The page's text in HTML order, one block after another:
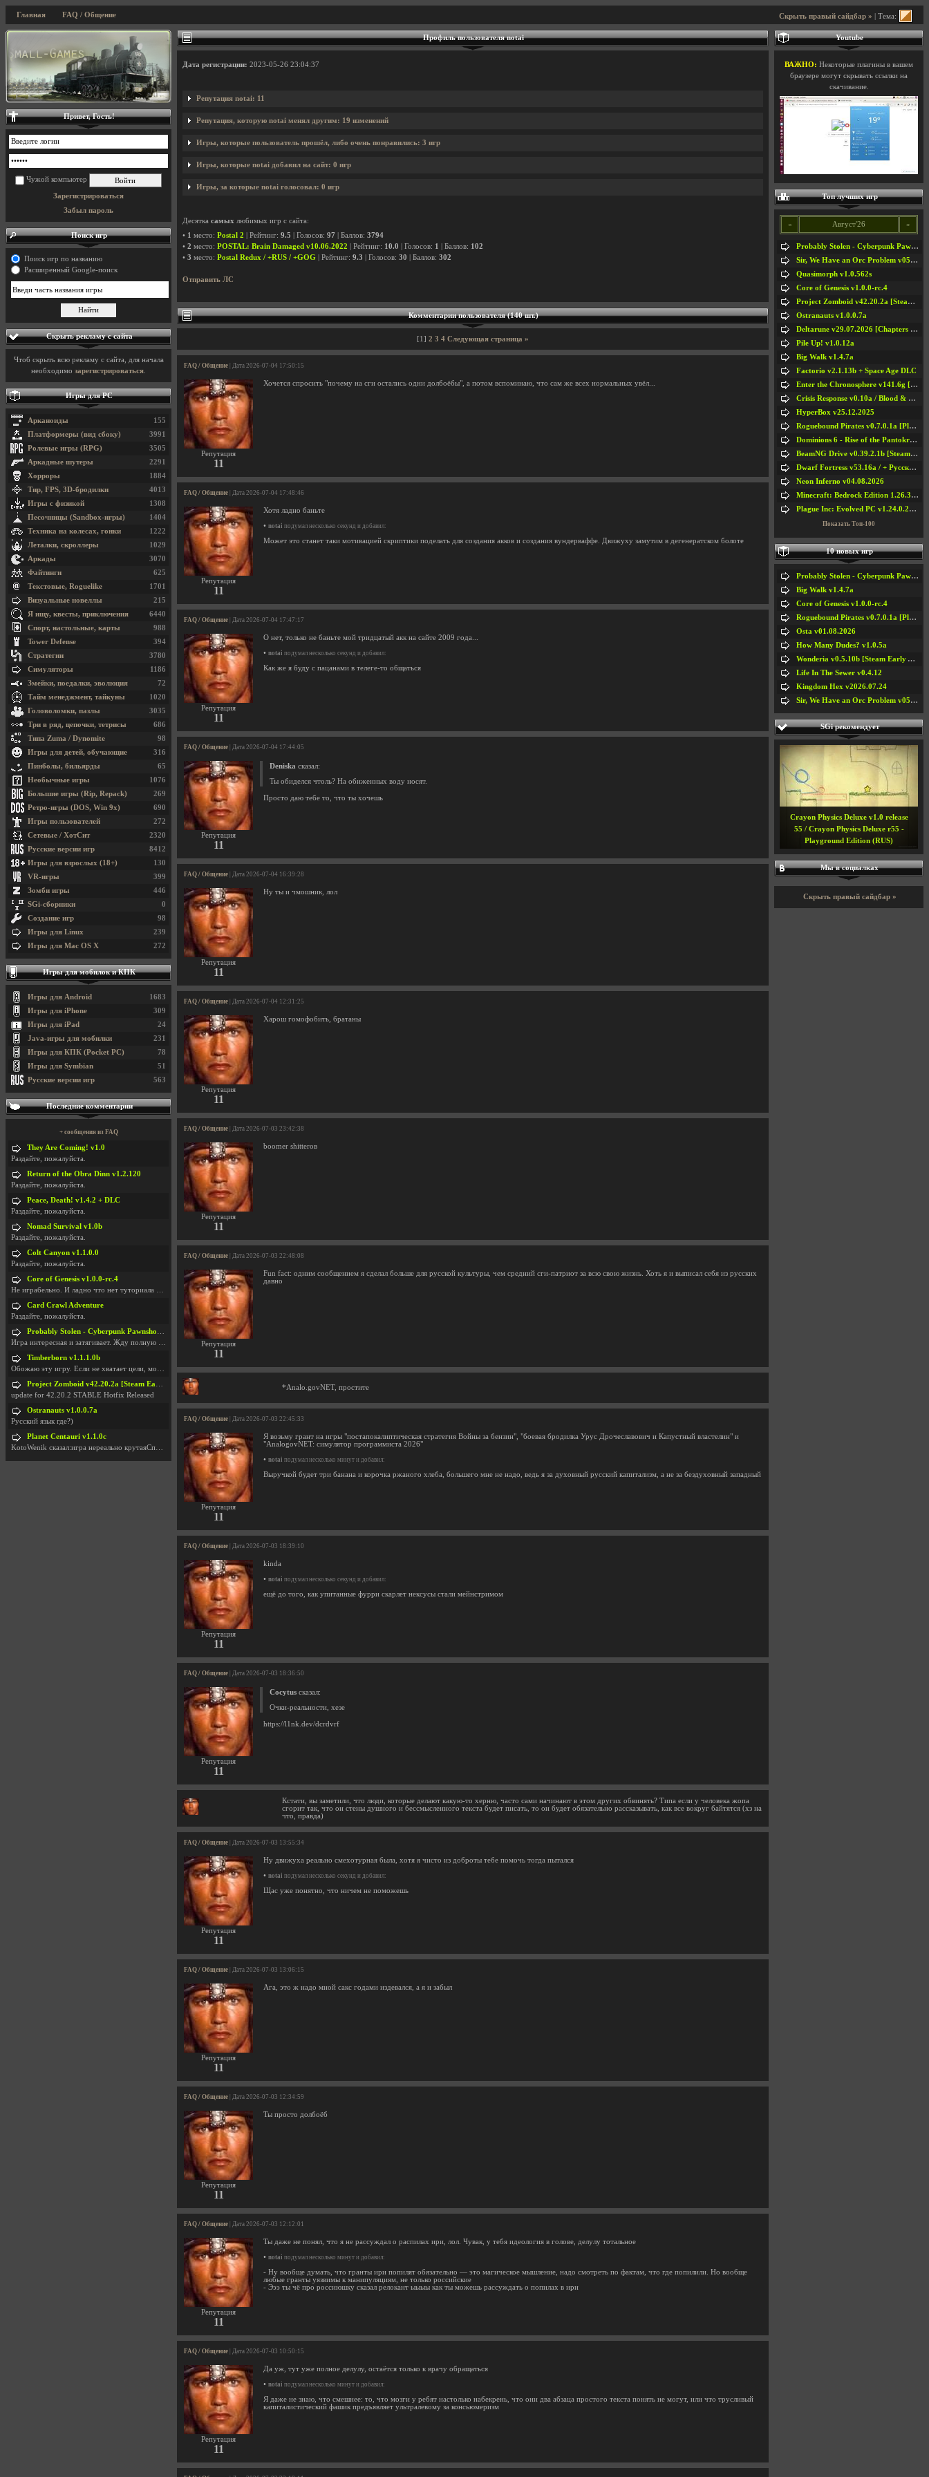
Скрыть правый сайдбар » | Тема:
Главная FAQ / Общение
Профиль пользователя notai
Дата регистрации: 2023-05-26 23:04:37
Репутация notai: 11
Репутация, которую notai менял другим: 19 изменений
Игры, которые пользователь прошёл, либо очень понравились: 3 игр
Игры, которые notai добавил на сайт: 0 игр
Игры, за которые notai голосовал: 0 игр
Десятка самых любимых игр с сайта:
• 1 место: Postal 2 | Рейтинг: 9.5 | Голосов: 97 | Баллов: 3794
• 2 место: POSTAL: Brain Damaged v10.06.2022 | Рейтинг: 10.0 | Голосов: 1 | Баллов: 102
• 3 место: Postal Redux / +RUS / +GOG | Рейтинг: 9.3 | Голосов: 30 | Баллов: 302
Отправить ЛС
Комментарии пользователя (140 шт.)
[1] 2 3 4 Следующая страница »
FAQ / Общение | Дата 2026-07-04 17:50:15
Репутация
11
Хочется спросить "почему на сги остались одни долбоёбы", а потом вспоминаю, что сам же всех нормальных увёл...
FAQ / Общение | Дата 2026-07-04 17:48:46
Репутация
11
Хотя ладно баньте
• notai подумал несколько секунд и добавил:
Может это станет таки мотивацией скриптики поделать для создания акков и создания вундерваффе. Движуху замутим в дегенератском болоте
FAQ / Общение | Дата 2026-07-04 17:47:17
Репутация
11
О нет, только не баньте мой тридцатый акк на сайте 2009 года...
• notai подумал несколько секунд и добавил:
Как же я буду с пацанами в телеге-то общаться
FAQ / Общение | Дата 2026-07-04 17:44:05
Репутация
11
Deniska сказал:
Ты обиделся чтоль? На обиженных воду носят.
Просто даю тебе то, что ты хочешь
FAQ / Общение | Дата 2026-07-04 16:39:28
Репутация
11
Ну ты и чмошник, лол
FAQ / Общение | Дата 2026-07-04 12:31:25
Репутация
11
Харош гомофобить, братаны
FAQ / Общение | Дата 2026-07-03 23:42:38
Репутация
11
boomer shitterов
FAQ / Общение | Дата 2026-07-03 22:48:08
Репутация
11
Fun fact: одним сообщением я сделал больше для русской культуры, чем средний сги-патриот за всю свою жизнь. Хоть я и выписал себя из русских
давно
*Analo.govNET, простите
FAQ / Общение | Дата 2026-07-03 22:45:33
Репутация
11
Я возьму грант на игры "постапокалиптическая стратегия Войны за бензин", "боевая бродилка Урус Дрочеславович и Капустный властелин" и
"AnalogovNET: симулятор программиста 2026"
• notai подумал несколько минут и добавил:
Выручкой будет три банана и корочка ржаного хлеба, большего мне не надо, ведь я за духовный русский капитализм, а не за бездуховный западный
FAQ / Общение | Дата 2026-07-03 18:39:10
Репутация
11
kinda
• notai подумал несколько секунд и добавил:
ещё до того, как упитанные фурри скарлет нексусы стали мейнстримом
FAQ / Общение | Дата 2026-07-03 18:36:50
Репутация
11
Cocytus сказал:
Очки-реальности, хезе
https://l1nk.dev/dcrdvrf
Кстати, вы заметили, что люди, которые делают какую-то херню, часто сами начинают в этом других обвинять? Типа если у человека жопа
сгорит так, что он стены душного и бессмысленного текста будет писать, то он будет обязательно рассказывать, как все вокруг байтятся (хз на
что, правда)
FAQ / Общение | Дата 2026-07-03 13:55:34
Репутация
11
Ну движуха реально смехотурная была, хотя я чисто из доброты тебе помочь тогда пытался
• notai подумал несколько секунд и добавил:
Щас уже понятно, что ничем не поможешь
FAQ / Общение | Дата 2026-07-03 13:06:15
Репутация
11
Ага, это ж надо мной сакс годами издевался, а я и забыл
FAQ / Общение | Дата 2026-07-03 12:34:59
Репутация
11
Ты просто долбоёб
FAQ / Общение | Дата 2026-07-03 12:12:01
Репутация
11
Ты даже не понял, что я не рассуждал о распилах ири, лол. Чувак, у тебя идеология в голове, делулу тотальное
• notai подумал несколько минут и добавил:
- Ну вообще думать, что гранты ири попилят обязательно — это магическое мышление, надо смотреть по фактам, что где попилили. Но вообще
любые гранты уязвимы к манипуляциям, не только российские
- Эээ ты чё про россиюшку сказал релокант ыыыы как ты можешь рассуждать о попилах в ири
FAQ / Общение | Дата 2026-07-03 10:50:15
Репутация
11
Да уж, тут уже полное делулу, остаётся только к врачу обращаться
• notai подумал несколько минут и добавил:
Я даже не знаю, что смешнее: то, что мозги у ребят настолько набекрень, что они два абзаца простого текста понять не могут, или что трусливый
капиталистический фашик предъявляет ультралевому за консьюмеризм
Привет, Гость!
Чужой компьютер
Зарегистрироваться
Забыл пароль
Поиск игр
Поиск игр по названию
Расширенный Google-поиск
Скрыть рекламу с сайта
Чтоб скрыть всю рекламу с сайта, для начала
необходимо зарегистрироваться
Игры для PC
155
Арканоиды
3991
Платформеры (вид сбоку)
3505
Ролевые игры (RPG)
2291
Аркадные шутеры
1884
Хорроры
4013
Тир, FPS, 3D-бродилки
1308
Игры с физикой
1404
Песочницы (Sandbox-игры)
1222
Техника на колесах, гонки
1029
Леталки, скроллеры
3070
Аркады
625
Файтинги
1701
Текстовые, Roguelike
215
Визуальные новеллы
6440
Я ищу, квесты, приключения
988
Спорт, настольные, карты
394
Tower Defense
3780
Стратегии
1186
Симуляторы
72
Змейки, поедалки, эволюция
1020
Тайм менеджмент, тайкуны
3035
Головоломки, пазлы
686
Три в ряд, цепочки, тетрисы
98
Типа Zuma / Dynomite
316
Игры для детей, обучающие
65
Пинболы, бильярды
1076
Необычные игры
269
Большие игры (Rip, Repack)
690
Ретро-игры (DOS, Win 9x)
272
Игры пользователей
2320
Сетевые / ХотСит
8412
Русские версии игр
130
Игры для взрослых (18+)
399
VR-игры
446
Зомби игры
0
SGi-сборники
98
Создание игр
239
Игры для Linux
272
Игры для Mac OS X
Игры для мобилок и КПК
1683
Игры для Android
309
Игры для iPhone
24
Игры для iPad
231
Java-игры для мобилки
78
Игры для КПК (Pocket PC)
51
Игры для Symbian
563
Русские версии игр
Последние комментарии
+ сообщения из FAQ
They Are Coming! v1.0
Раздайте, пожалуйста.
Return of the Obra Dinn v1.2.120
Раздайте, пожалуйста.
Peace, Death! v1.4.2 + DLC
Раздайте, пожалуйста.
Nomad Survival v1.0b
Раздайте, пожалуйста.
Colt Canyon v1.1.0.0
Раздайте, пожалуйста.
Core of Genesis v1.0.0-rc.4
Не играбельно. И ладно что нет туториала и ничего
Card Crawl Adventure
Раздайте, пожалуйста.
Probably Stolen - Cyberpunk Pawnshop Simulator v048c [Playtest]
Игра интересная и затягивает. Жду полную версию, т
Timberborn v1.1.1.0b
Обожаю эту игру. Если не хватает цели, можно чудо
Project Zomboid v42.20.2a [Steam Early Access]
update for 42.20.2 STABLE Hotfix Released
Ostranauts v1.0.0.7a
Русский язык где?)
Planet Centauri v1.1.0c
KotoWenik сказал:игра нереально крутаяСпасибо )))
Youtube
ВАЖНО: Некоторые плагины в вашем
браузере могут скрывать ссылки на
скачивание.
Топ лучших игр
« Август'26 »
Probably Stolen - Cyberpunk Pawnshop Simulator v048c [Playtest]
Sir, We Have an Orc Problem v05.08.2026
Quasimorph v1.0.562s
Core of Genesis v1.0.0-rc.4
Project Zomboid v42.20.2a [Steam Early Access]
Ostranauts v1.0.0.7a
Deltarune v29.07.2026 [Chapters 1-5] / + RUS [Chapters 1-5]
Pile Up! v1.0.12a
Big Walk v1.4.7a
Factorio v2.1.13b + Space Age DLC
Enter the Chronosphere v141.6g [Steam Early Access]
Crisis Response v0.10a / Blood & Bullet
HyperBox v25.12.2025
Roguebound Pirates v0.7.0.1a [Playtest]
Dominions 6 - Rise of the Pantokrator v6.35a
BeamNG Drive v0.39.2.1b [Steam Early Access]
Dwarf Fortress v53.16a / + Русская Версия v50.12a
Neon Inferno v04.08.2026
Minecraft: Bedrock Edition 1.26.33.1a / + TLauncher v2.89
Plague Inc: Evolved PC v1.24.0.2a + All DLCs
Показать Топ-100
10 новых игр
Probably Stolen - Cyberpunk Pawnshop Simulator v048c [Playtest]
Big Walk v1.4.7a
Core of Genesis v1.0.0-rc.4
Roguebound Pirates v0.7.0.1a [Playtest]
Osta v01.08.2026
How Many Dudes? v1.0.5a
Wonderia v0.5.10b [Steam Early Access]
Life In The Sewer v0.4.12
Kingdom Hex v2026.07.24
Sir, We Have an Orc Problem v05.08.2026
SGi рекомендует
Crayon Physics Deluxe v1.0 release
55 / Crayon Physics Deluxe r55 -
Playground Edition (RUS)
Мы в социалках
Скрыть правый сайдбар »